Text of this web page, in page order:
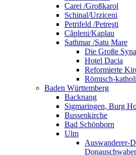
Carei /Großkarol
Schinal/Urziceni
Petrifeld /Petreşti
Căpleni/Kaplau
Sathmar /Satu Mare
Die Große
Hotel Dacia
Reformierte
Römisch-
Baden Württemberg
Backnang
Sigmaringen, Burg
Bussenkirche
Bad Schönborn
Ulm
Auswanderer-